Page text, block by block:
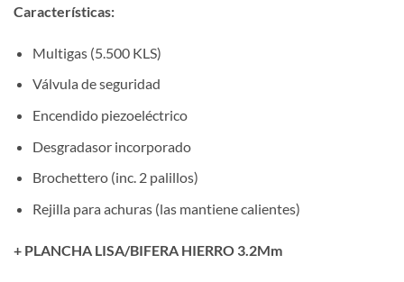
Características:
Multigas (5.500 KLS)
Válvula de seguridad
Encendido piezoeléctrico
Desgradasor incorporado
Brochettero (inc. 2 palillos)
Rejilla para achuras (las mantiene calientes)
+ PLANCHA LISA/BIFERA HIERRO 3.2Mm